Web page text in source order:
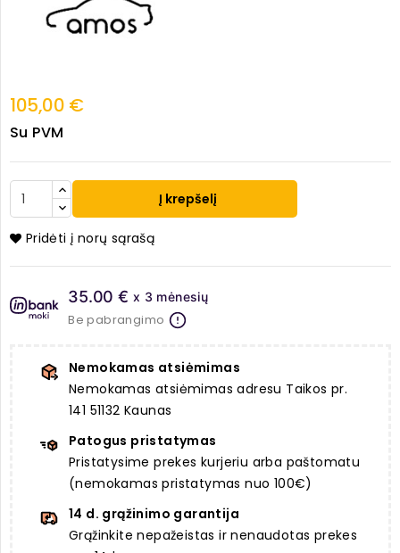
105,00 €
Su PVM
Į krepšelį
Pridėti į norų sąrašą
35.00 € x 3 mėnesių
Be pabrangimo
Nemokamas atsiėmimas
Nemokamas atsiėmimas adresu Taikos pr.
141 51132 Kaunas
Patogus pristatymas
Pristatysime prekes kurjeriu arba paštomatu
(nemokamas pristatymas nuo 100€)
14 d. grąžinimo garantija
Grąžinkite nepažeistas ir nenaudotas prekes